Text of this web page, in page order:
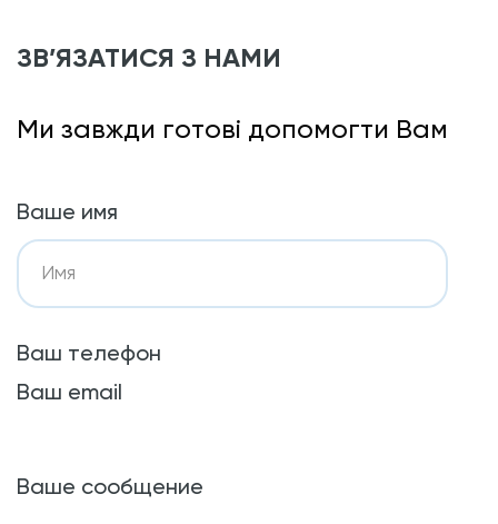
ЗВ’ЯЗАТИСЯ З НАМИ
Ми завжди готові допомогти Вам
Ваше имя
Ваш телефон
Ваш email
Ваше сообщение